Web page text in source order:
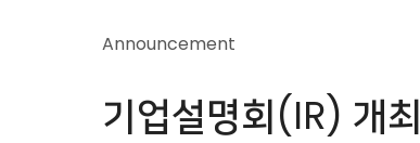
Announcement
기업설명회(IR) 개최